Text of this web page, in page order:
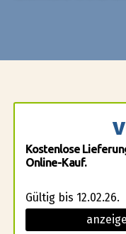
Kostenlose
Online-Kauf.
Gültig bis 12.02.26.